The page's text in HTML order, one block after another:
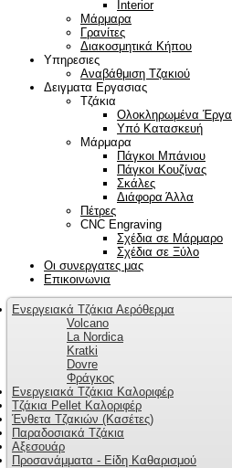
Interior
Μάρμαρα
Γρανίτες
Διακοσμητικά Κήπου
Υπηρεσιες
Αναβάθμιση Τζακιού
Δειγματα Εργασιας
Τζάκια
Ολοκληρωμένα Έργα
Υπό Κατασκευή
Μάρμαρα
Πάγκοι Μπάνιου
Πάγκοι Κουζίνας
Σκάλες
Διάφορα Άλλα
Πέτρες
CNC Engraving
Σχέδια σε Μάρμαρο
Σχέδια σε Ξύλο
Οι συνεργατες μας
Επικοινωνια
Ενεργειακά Τζάκια Αερόθερμα
Volcano
La Nordica
Kratki
Dovre
Φράγκος
Ενεργειακά Τζάκια Καλοριφέρ
Τζάκια Pellet Καλοριφέρ
Ένθετα Τζακιών (Κασέτες)
Παραδοσιακά Τζάκια
Αξεσουάρ
Προσανάμματα - Είδη Καθαρισμού